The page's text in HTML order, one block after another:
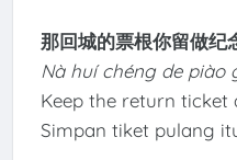
那回城的票根你留做纪
Nà huí chéng de piào
Keep the return ticket
Simpan tiket pulang